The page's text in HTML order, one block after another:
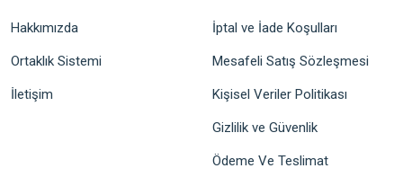
Hakkımızda
Ortaklık Sistemi
İletişim
İptal ve İade Koşulları
Mesafeli Satış Sözleşmesi
Kişisel Veriler Politikası
Gizlilik ve Güvenlik
Ödeme Ve Teslimat